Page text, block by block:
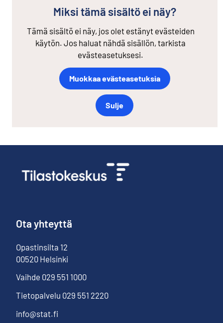
Miksi tämä sisältö ei näy?
Tämä sisältö ei näy, jos olet estänyt evästeiden
käytön. Jos haluat nähdä sisällön, tarkista
evästeasetuksesi.
Muokkaa evästeasetuksia
Sulje
Ota yhteyttä
Opastinsilta 12
00520 Helsinki
Vaihde 029 551 1000
Tietopalvelu 029 551 2220
info@stat.fi